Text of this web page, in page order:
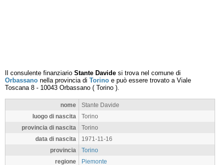
Il consulente finanziario Stante Davide si trova nel comune di
Orbassano nella provincia di Torino e può essere trovato a Viale
Toscana 8 - 10043 Orbassano ( Torino ).
nome
Stante Davide
luogo di nascita
Torino
provincia di nascita
Torino
data di nascita
1971-11-16
provincia
Torino
regione
Piemonte